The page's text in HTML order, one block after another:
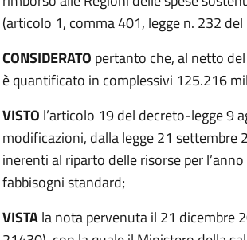
(articolo 1, comma 401, legge n. 232
CONSIDERATO pertanto che, al netto
è quantificato in complessivi 125.216
VISTO l’articolo 19 del decreto-legge 9
modificazioni, dalla legge 21
inerenti al riparto delle risorse per
fabbisogni standard;
VISTAla nota pervenuta il 21 dicembre